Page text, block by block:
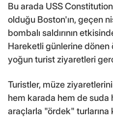
Bu arada USS
olduğu Boston'ın, geçen
bombalı saldırının
Hareketli günlerine
yoğun turist ziyaretleri
Turistler, müze
hem karada hem de suda
araçlarla "ördek" turlarına